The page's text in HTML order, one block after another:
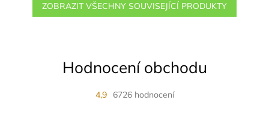
ZOBRAZIT VŠECHNY SOUVISEJÍCÍ PRODUKTY
Hodnocení obchodu
4,9 6726 hodnocení